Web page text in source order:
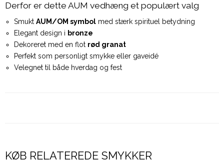
Derfor er dette AUM vedhæng et populært valg
Smukt AUM/OM symbolmed stærk spirituel betydning
Elegant design i bronze
Dekoreret med en flot rød granat
Perfekt som personligt smykke eller gaveidé
Velegnet til både hverdag og fest
KØB RELATEREDE SMYKKER